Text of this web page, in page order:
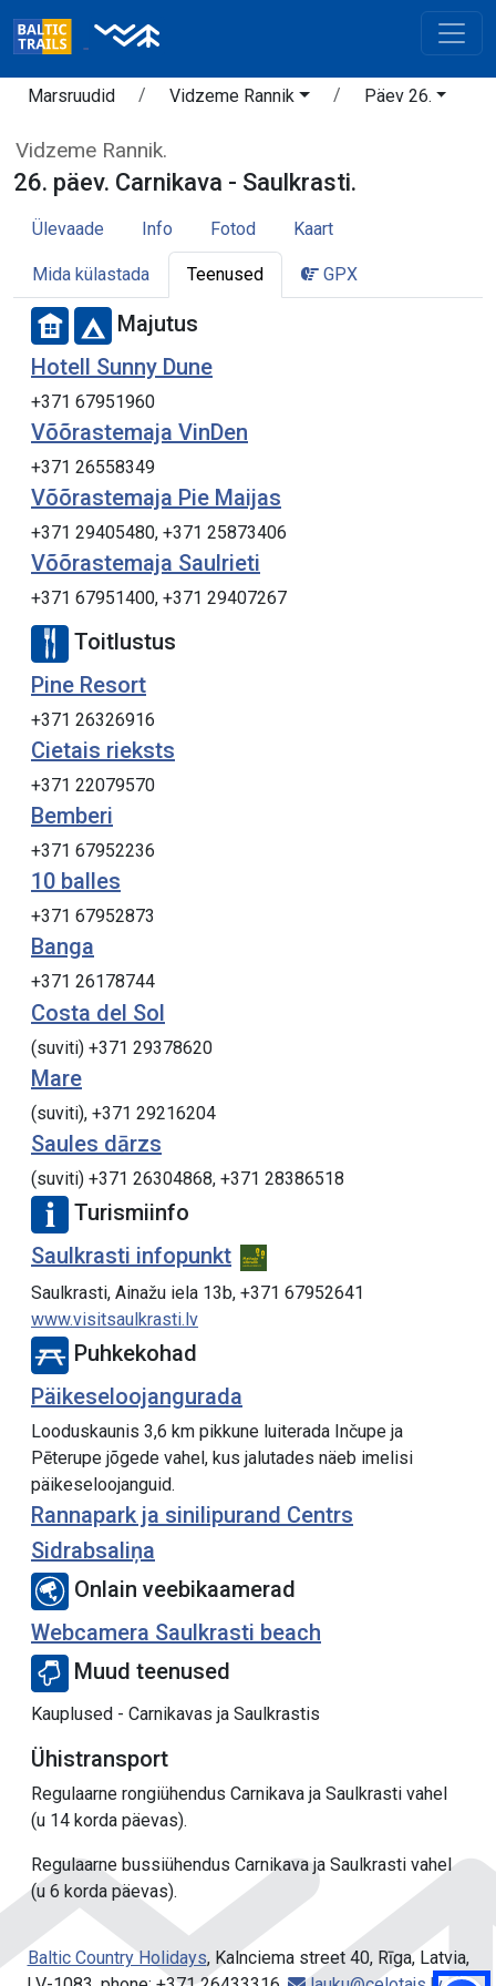
Marsruudid Vidzeme Rannik Päev 26.
Vidzeme Rannik.
26. päev. Carnikava - Saulkrasti.
Ülevaade Info Fotod Kaart
Mida külastada Teenused GPX
Majutus
Hotell Sunny Dune
+371 67951960
Võõrastemaja VinDen
+371 26558349
Võõrastemaja Pie Maijas
+371 29405480, +371 25873406
Võõrastemaja Saulrieti
+371 67951400, +371 29407267
Toitlustus
Pine Resort
+371 26326916
Cietais rieksts
+371 22079570
Bemberi
+371 67952236
10 balles
+371 67952873
Banga
+371 26178744
Costa del Sol
(suviti) +371 29378620
Mare
(suviti), +371 29216204
Saules dārzs
(suviti) +371 26304868, +371 28386518
Turismiinfo
Saulkrasti infopunkt
Saulkrasti, Ainažu iela 13b, +371 67952641
www.visitsaulkrasti.lv
Puhkekohad
Päikeseloojangurada
Looduskaunis 3,6 km pikkune luiterada Inčupe ja
Pēterupe jõgede vahel, kus jalutades näeb imelisi
päikeseloojanguid.
Rannapark ja sinilipurand Centrs
Sidrabsaliņa
Onlain veebikaamerad
Webcamera Saulkrasti beach
Muud teenused
Kauplused - Carnikavas ja Saulkrastis
Ühistransport
Regulaarne rongiühendus Carnikava ja Saulkrasti vahel
(u 14 korda päevas).
Regulaarne bussiühendus Carnikava ja Saulkrasti vahel
(u 6 korda päevas).
Baltic Country Holidays, Kalnciema street 40, Rīga, Latvia,